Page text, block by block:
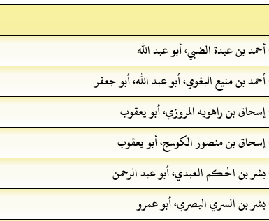
أحمد بن عبدة الضبي، أبو عبد الله
أحمد بن منيع البغوي، أبو عبد الله، أبو جعفر
إسحاق بن راهويه المروزي، أبو يعقوب
إسحاق بن منصور الكوسج، أبو يعقوب
بشر بن الحكم العبدي، أبو عبد الرحمن
بشر بن السري البصري، أبو عمرو